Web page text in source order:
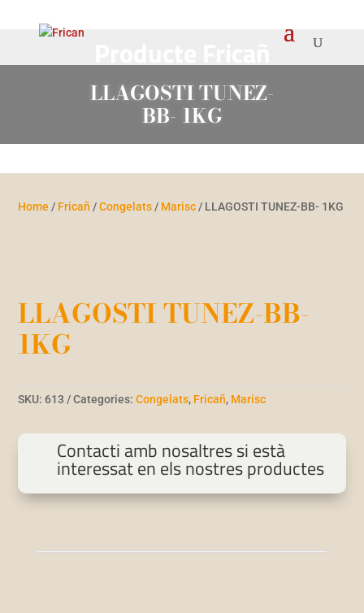
LLAGOSTI TUNEZ-
BB- 1KG
Home / Fricañ /Congelats / Marisc / LLAGOSTI TUNEZ-BB- 1KG
LLAGOSTI TUNEZ-BB-
1KG
SKU:613 Categories:Congelats, Fricañ, Marisc
Contacti amb nosaltres si està
interessat en els nostres productes